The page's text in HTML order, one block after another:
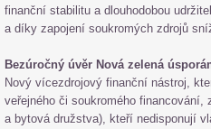
finanční stabilitu a dlouhodobou
a díky zapojení soukromých zdrojů
Bezúročný úvěr Nová zelená
Nový vícezdrojový finanční nástroj,
veřejného či soukromého
a bytová družstva), kteří nedisponují